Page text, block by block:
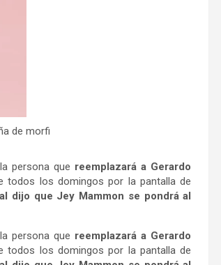
de morfi
persona que reemplazará a Gerardo
todos los domingos por la pantalla de
dijo que Jey Mammon se pondrá al
persona que reemplazará a Gerardo
todos los domingos por la pantalla de